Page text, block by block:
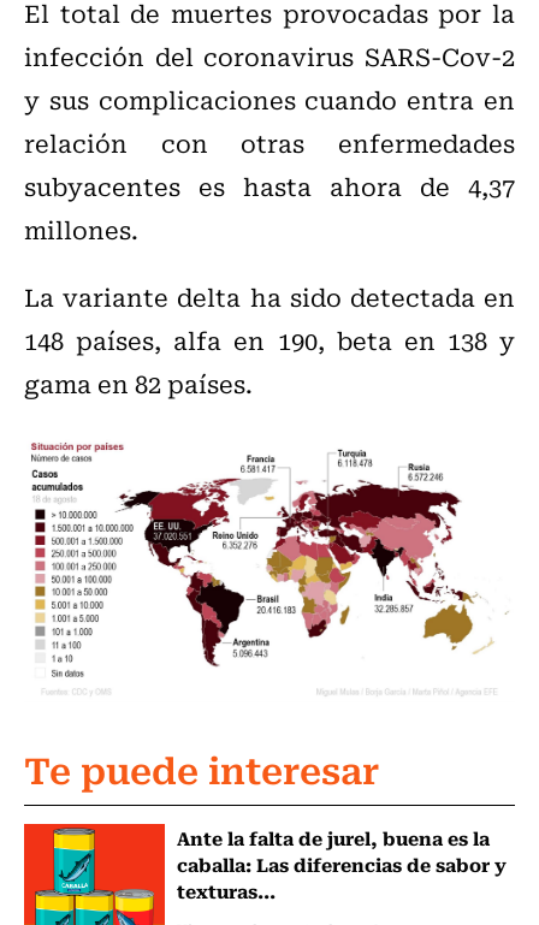
El total de muertes provocadas por la
infección del coronavirus SARS-Cov-2
y sus complicaciones cuando entra en
relación con otras enfermedades
subyacentes es hasta ahora de 4,37
millones.
La variante delta ha sido detectada en
148 países, alfa en 190, beta en 138 y
gama en 82 países.
Te puede interesar
Ante la falta de jurel, buena es la
caballa: Las diferencias de sabor y
texturas...